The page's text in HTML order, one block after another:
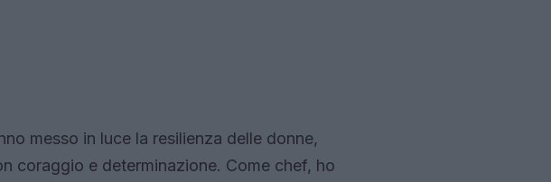
messo in luce la resilienza delle donne,
coraggio e determinazione. Come chef, ho